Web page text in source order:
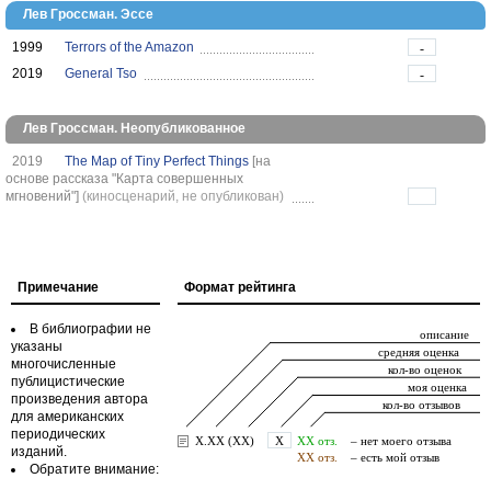
Лев Гроссман. Эссе
1999 Terrors of the Amazon
-
2019
General Tso -
Лев Гроссман. Неопубликованное
2019 The Map of Tiny Perfect Things [на
основе рассказа "Карта совершенных
мгновений"] (киносценарий, не опубликован)
Формат рейтинга
Примечание
В библиографии не
указаны
многочисленные
публицистические
произведения автора
для американских
периодических
изданий.
Обратите внимание: